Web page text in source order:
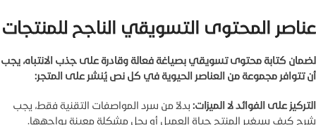
عناصر المحتوى التسويقي الناجح للمنتجات
لضمان كتابة محتوى تسويقي بصياغة فعالة وقادرة على جذب الانتباه، يجب
أن تتوافر مجموعة من العناصر الحيوية في كل نص يُنشر على المتجر:
التركيز على الفوائد لا الميزات: بدلاً من سرد المواصفات التقنية فقط، يجب
شرح كيف سيغير المنتج حياة العميل أو يحل مشكلة معينة يواجهها.